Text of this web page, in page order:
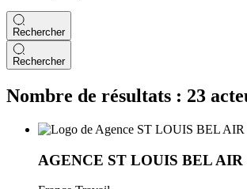
Rechercher
Rechercher
Nombre de résultats : 23
AGENCE ST LOUIS BEL AIR